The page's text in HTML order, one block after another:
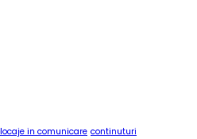
in comunicare continuturi